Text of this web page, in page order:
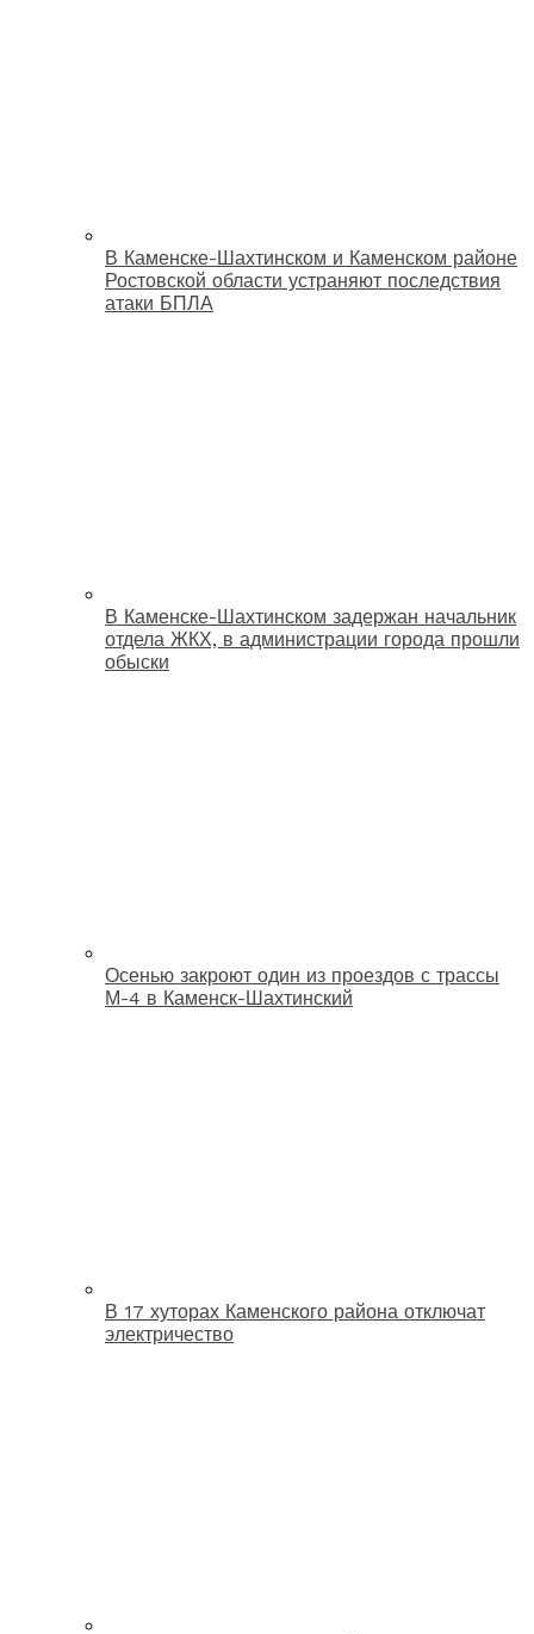
В Каменске-Шахтинском и Каменском районе
Ростовской области устраняют последствия
атаки БПЛА
В Каменске-Шахтинском задержан начальник
отдела ЖКХ, в администрации города прошли
обыски
Осенью закроют один из проездов с трассы
М-4 в Каменск-Шахтинский
В 17 хуторах Каменского района отключат
электричество